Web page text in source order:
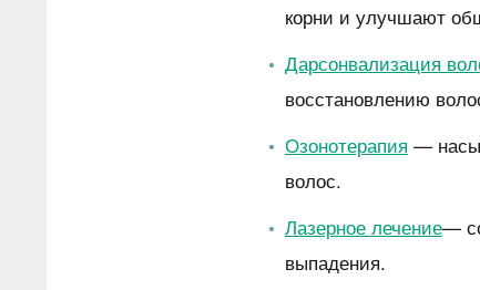
корни и улучшают
Дарсонвализация
восстановлению
Озонотерапия —
волос.
Лазерное лечение—
выпадения.